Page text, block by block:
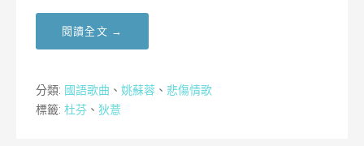
閱讀全文 →
分類: 國語歌曲 、 姚蘇蓉 、 悲傷情歌
標籤: 杜芬 、 狄薏